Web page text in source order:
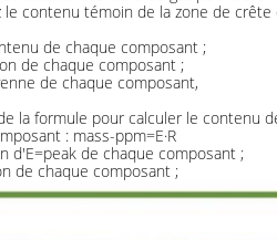
le contenu témoin de la zone de
de chaque composant ;
de chaque composant ;
de chaque composant,
la formule pour calculer le contenu
: mass-ppm=E·R
d'E=peak de chaque composant ;
de chaque composant ;